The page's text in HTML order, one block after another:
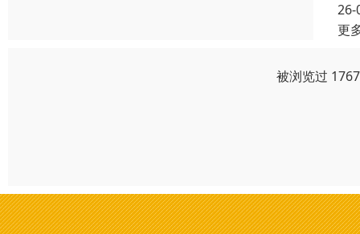
26-
更
被浏览过